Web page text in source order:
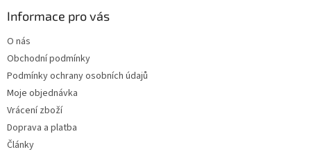
Informace pro vás
O nás
Obchodní podmínky
Podmínky ochrany osobních údajů
Moje objednávka
Vrácení zboží
Doprava a platba
Články